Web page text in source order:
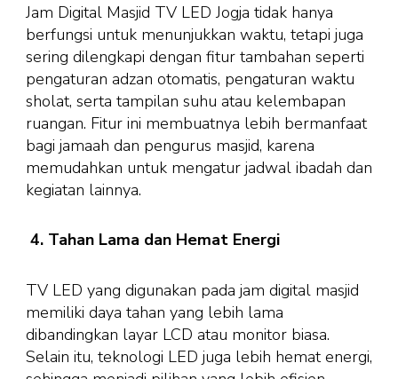
Jam Digital Masjid TV LED Jogja tidak hanya
berfungsi untuk menunjukkan waktu, tetapi juga
sering dilengkapi dengan fitur tambahan seperti
pengaturan adzan otomatis, pengaturan waktu
sholat, serta tampilan suhu atau kelembapan
ruangan. Fitur ini membuatnya lebih bermanfaat
bagi jamaah dan pengurus masjid, karena
memudahkan untuk mengatur jadwal ibadah dan
kegiatan lainnya.
4. Tahan Lama dan Hemat Energi
TV LED yang digunakan pada jam digital masjid
memiliki daya tahan yang lebih lama
dibandingkan layar LCD atau monitor biasa.
Selain itu, teknologi LED juga lebih hemat energi,